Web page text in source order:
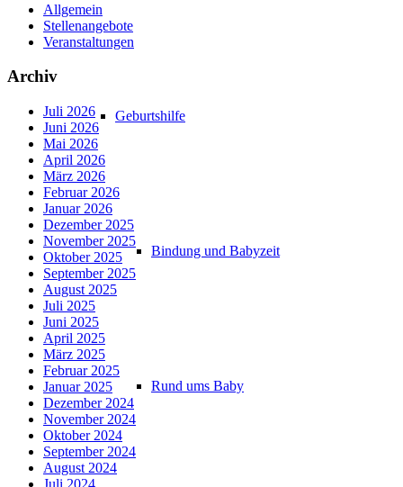
Geburtshilfe
Bindung und Babyzeit
Rund ums Baby
Allgemein
Stellenangebote
Veranstaltungen
Archiv
Juli 2026
Juni 2026
Mai 2026
April 2026
März 2026
Februar 2026
Januar 2026
Dezember 2025
November 2025
Oktober 2025
September 2025
August 2025
Juli 2025
Juni 2025
April 2025
März 2025
Februar 2025
Januar 2025
Dezember 2024
November 2024
Oktober 2024
September 2024
August 2024